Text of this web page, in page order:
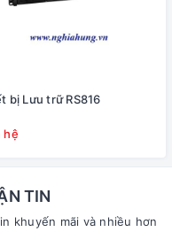
bị Lưu trữ RS816
hệ
TIN
khuyến mãi và nhiều hơn